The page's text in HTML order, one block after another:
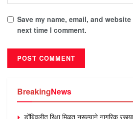
Save my name, email, and
next time I comment.
BreakingNews
डोंबिवलीत रिक्षा मिळत नसल्याने नागरिक